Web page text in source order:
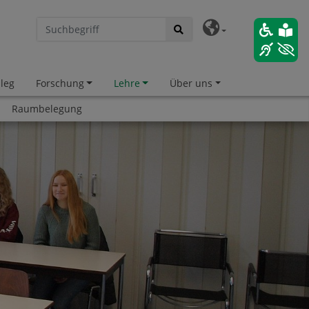
Forschung Lehre Über uns
Raumbelegung